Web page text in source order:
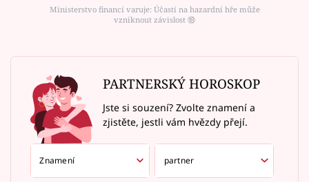
Ministerstvo financí varuje: Účastí na hazardní hře může
vzniknout závislost ⑱
PARTNERSKÝ HOROSKOP
Jste si souzení? Zvolte znamení a
zjistěte, jestli vám hvězdy přejí.